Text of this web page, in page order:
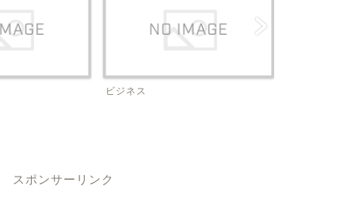
ビジネス
スポンサーリンク